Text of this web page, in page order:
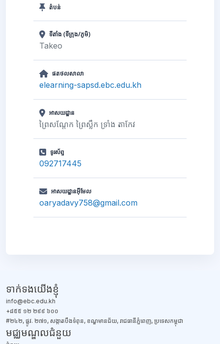
តំបន់
ទីតាំង (ទីក្រុង/ភូមិ)
Takeo
ផតថលសាលា
elearning-sapsd.ebc.edu.kh
អាសយដ្ឋាន
ព្រៃសណ្តែក ព្រៃស្លឹក ទ្រាំង តាកែវ
ទូរស័ព្ទ
092717445
អាសយដ្ឋានអ៊ីមែល
oaryadavy758@gmail.com
មជ្ឈមណ្ឌលជំនួយ
ទាក់ទង​យើងខ្ញុំ
info@ebc.edu.kh
+៨៥៥ ១២ ២៩៩ ៦០០
#២៤២, ផ្លូវ. ២៧១, សង្កាតបឹងទំពុន, ខណ្ឌមានជ័យ, រាជធានីភ្នំពេញ, ប្រទេសកម្ពុជា